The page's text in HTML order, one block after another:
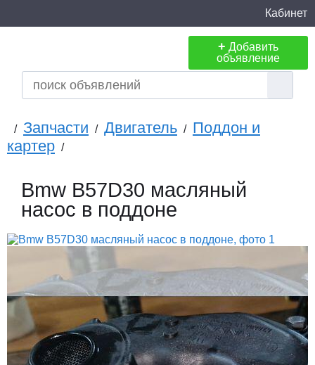
Кабинет
+ Добавить
объявление
/ Запчасти / Двигатель / Поддон и
картер /
Bmw B57D30 масляный
насос в поддоне